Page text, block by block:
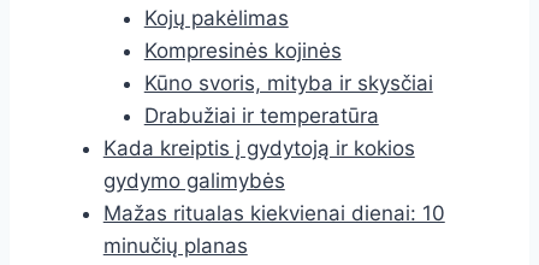
Kojų pakėlimas
Kompresinės kojinės
Kūno svoris, mityba ir skysčiai
Drabužiai ir temperatūra
Kada kreiptis į gydytoją ir kokios
gydymo galimybės
Mažas ritualas kiekvienai dienai: 10
minučių planas